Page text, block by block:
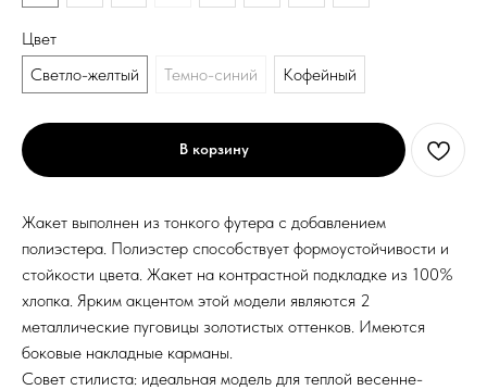
Цвет
Светло-желтый
Темно-синий Кофейный
В корзину
Жакет выполнен из тонкого футера с добавлением
полиэстера. Полиэстер способствует формоустойчивости и
стойкости цвета. Жакет на контрастной подкладке из 100%
хлопка. Ярким акцентом этой модели являются 2
металлические пуговицы золотистых оттенков. Имеются
боковые накладные карманы.
Совет стилиста: идеальная модель для теплой весенне-